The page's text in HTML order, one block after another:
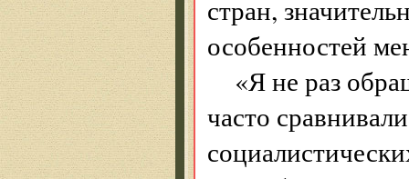
стран,
особенностей
«Я не раз
часто